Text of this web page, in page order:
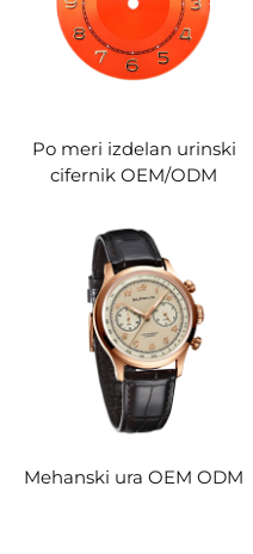
Po meri izdelan urinski
cifernik OEM/ODM
Mehanski ura OEM ODM